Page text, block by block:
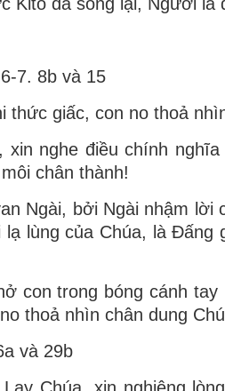
7. 8b và 15
thức giấc, con no thoả
xin nghe điều chính
chân thành!
Ngài, bởi Ngài nhậm lời
lùng của Chúa, là
con trong bóng cánh
thoả nhìn chân dung
và 29b